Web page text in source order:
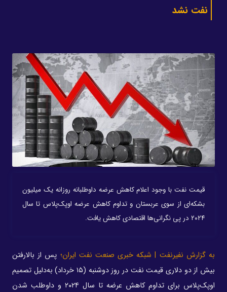
نفت نشد
قیمت‌ نفت با وجود اعلام کاهش عرضه داوطلبانه روزانه یک میلیون
بشکه‌ای از سوی عربستان و تداوم کاهش عرضه اوپک‌پلاس تا سال
۲۰۲۴ در پی نگرانی‌ها اقتصادی کاهش یافت.
به گزارش نفیرنفت | شبکه خبری صنعت نفت ایران؛ پس از بالارفتن
بیش از دو دلاری قیمت نفت در روز دوشنبه (۱۵ خرداد) به‌دلیل تصمیم
اوپک‌پلاس برای تداوم کاهش عرضه تا سال ۲۰۲۴ و داوطلب شدن